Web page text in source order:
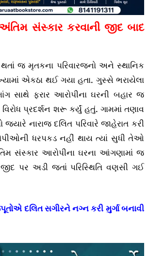
સંસ્કાર કરવાની જીદ બાદ
જ મૃતકના પરિવારજનો અને સ્થાનિક
એકઠા થઈ ગયા હતા. ગુસ્સે ભરાયેલા
સાથે ફરાર આરોપીના ઘરની બહાર જ
પ્રદર્શન શરૂ કર્યું હતું. ગામમાં તણાવ
જ્યારે નારાજ દલિત પરિવારે જાહેરાત કરી
ધરપકડ નહીં થાય ત્યાં સુધી તેઓ
સંસ્કાર આરોપીના ઘરના આંગણામાં જ
પર અડી જતાં પરિસ્થિતિ વણસી ગઈ
દલિત સગીરને નગ્ન કરી મુર્ગા બનાવી